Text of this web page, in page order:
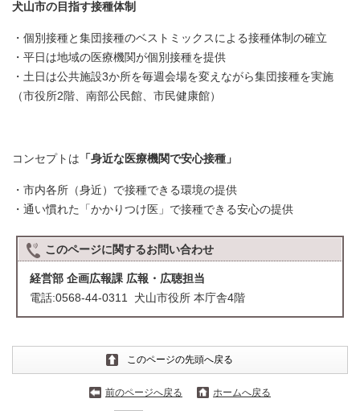
犬山市の目指す接種体制
・個別接種と集団接種のベストミックスによる接種体制の確立
・平日は地域の医療機関が個別接種を提供
・土日は公共施設3か所を毎週会場を変えながら集団接種を実施
（市役所2階、南部公民館、市民健康館）
コンセプトは 「身近な医療機関で安心接種」
・市内各所（身近）で接種できる環境の提供
・通い慣れた「かかりつけ医」で接種できる安心の提供
このページに関するお問い合わせ
経営部 企画広報課 広報・広聴担当
電話:0568-44-0311 犬山市役所 本庁舎4階
このページの先頭へ戻る
前のページへ戻る ホームへ戻る